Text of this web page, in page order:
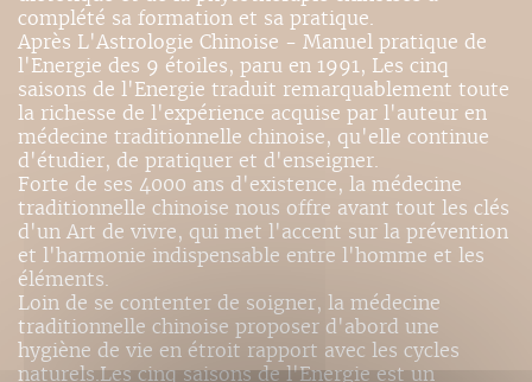
complété sa formation et sa pratique.
Après L'Astrologie Chinoise - Manuel pratique de
l'Energie des 9 étoiles, paru en 1991, Les cinq
saisons de l'Energie traduit remarquablement toute
la richesse de l'expérience acquise par l'auteur en
médecine traditionnelle chinoise, qu'elle continue
d'étudier, de pratiquer et d'enseigner.
Forte de ses 4000 ans d'existence, la médecine
traditionnelle chinoise nous offre avant tout les clés
d'un Art de vivre, qui met l'accent sur la prévention
et l'harmonie indispensable entre l'homme et les
éléments.
Loin de se contenter de soigner, la médecine
traditionnelle chinoise proposer d'abord une
hygiène de vie en étroit rapport avec les cycles
naturels.Les cinq saisons de l'Energie est un